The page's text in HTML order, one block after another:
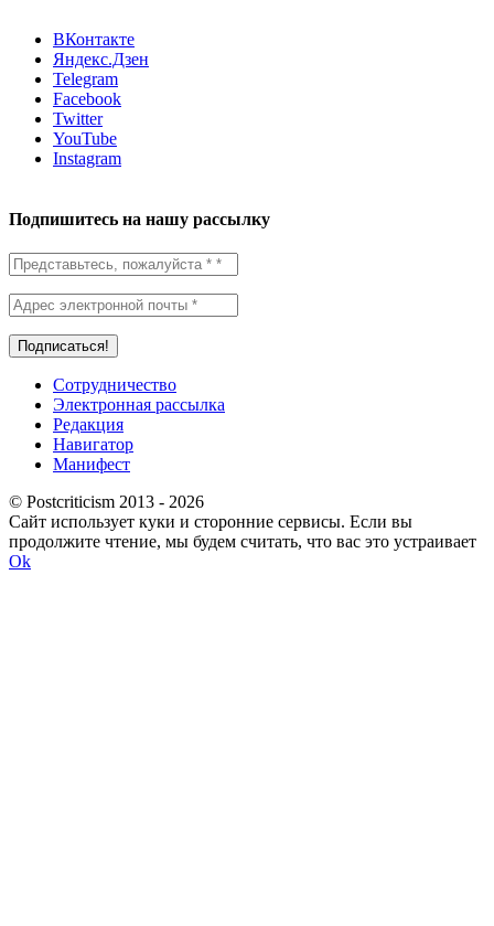
ВКонтакте
Яндекс.Дзен
Telegram
Facebook
Twitter
YouTube
Instagram
Подпишитесь на нашу рассылку
Сотрудничество
Электронная рассылка
Редакция
Навигатор
Манифест
© Postcriticism 2013 - 2026
Сайт использует куки и сторонние сервисы. Если вы
продолжите чтение, мы будем считать, что вас это устраивает
Ok